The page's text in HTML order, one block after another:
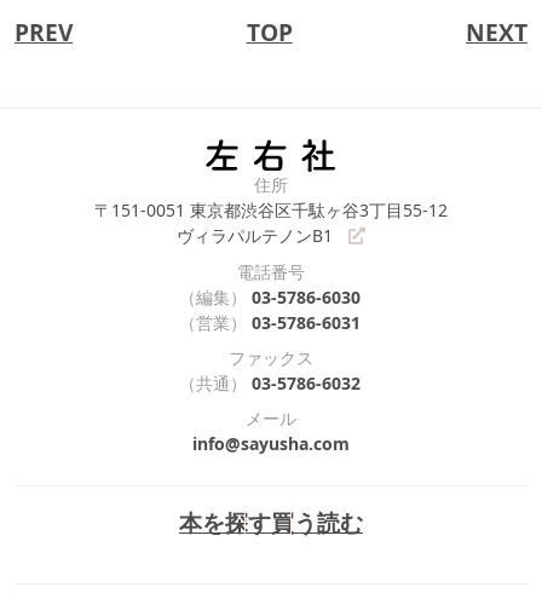
PREV TOP NEXT
本を探す買う読む
住所
〒151-0051 東京都渋谷区千駄ヶ谷3丁目55-12
ヴィラパルテノンB1
電話番号
（編集）
03-5786-6030
（営業）
03-5786-6031
ファックス
（共通）
03-5786-6032
メール
info@sayusha.com